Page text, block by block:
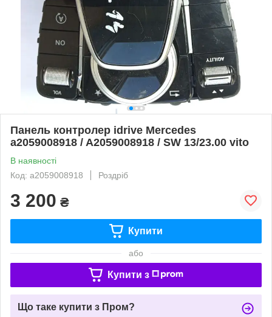
Панель контролер idrive Mercedes
a2059008918 / A2059008918 / SW 13/23.00 vito
В наявності
Код: a2059008918
Роздріб
3 200 ₴
Купити
або
Купити з
Що таке купити з Пром?